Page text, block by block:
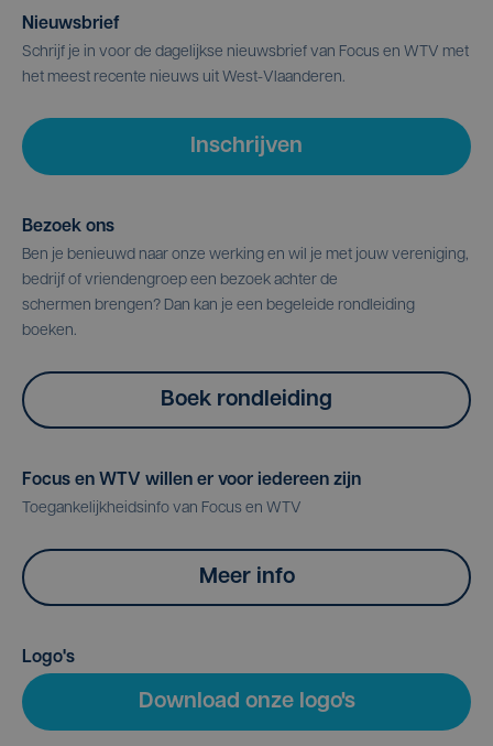
Nieuwsbrief
Schrijf je in voor de dagelijkse nieuwsbrief van Focus en WTV met
het meest recente nieuws uit West-Vlaanderen.
Inschrijven
Bezoek ons
Ben je benieuwd naar onze werking en wil je met jouw vereniging,
bedrijf of vriendengroep een bezoek achter de
schermen brengen? Dan kan je een begeleide rondleiding
boeken.
Boek rondleiding
Focus en WTV willen er voor iedereen zijn
Toegankelijkheidsinfo van Focus en WTV
Meer info
Logo's
Download onze logo's